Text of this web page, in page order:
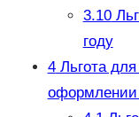
3.10
году
4Льгота для
оформлении